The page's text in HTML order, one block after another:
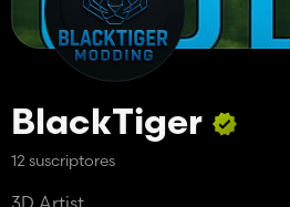
BlackTiger
12 suscriptores
3D Artist